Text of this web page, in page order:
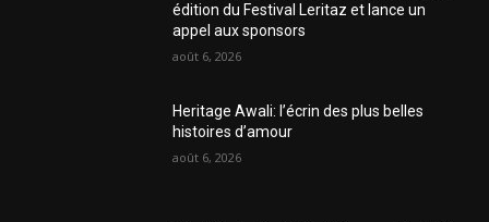
édition du Festival Leritaz et lance un
appel aux sponsors
août 6, 2026
Heritage Awali: l’écrin des plus belles
histoires d’amour
août 6, 2026